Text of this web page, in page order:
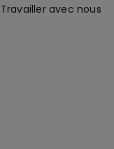
Travailler avec nous